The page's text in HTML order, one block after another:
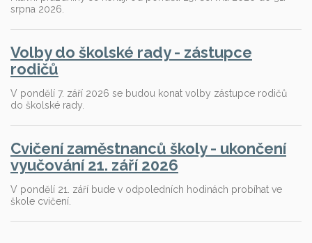
srpna 2026.
Volby do školské rady - zástupce
rodičů
V pondělí 7. září 2026 se budou konat volby zástupce rodičů
do školské rady.
Cvičení zaměstnanců školy - ukončení
vyučování 21. září 2026
V pondělí 21. září bude v odpoledních hodinách probíhat ve
škole cvičení.